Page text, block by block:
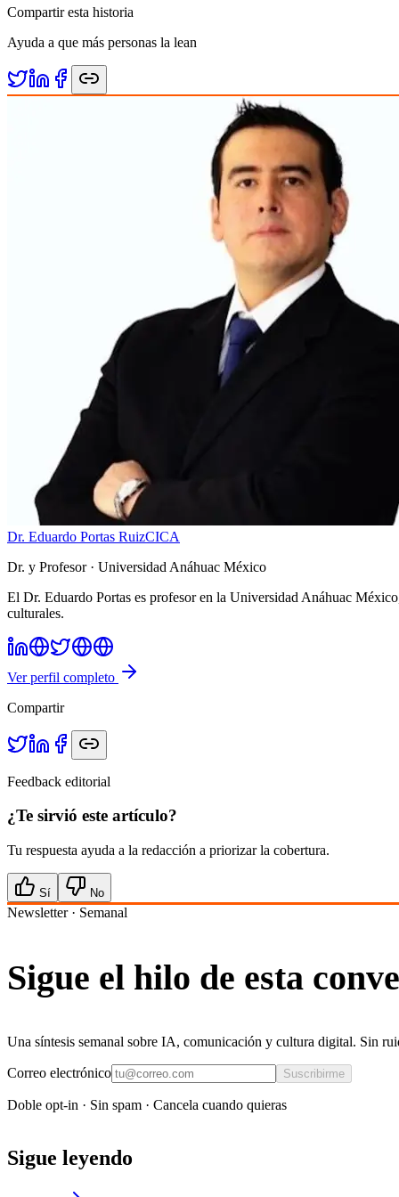
Compartir esta historia
Ayuda a que más personas la lean
Dr. Eduardo Portas RuizCICA
Dr. y Profesor· Universidad Anáhuac México
El Dr. Eduardo Portas es profesor en la Universidad Anáhuac
culturales.
Ver perfil completo
Compartir
Feedback editorial
¿Te sirvió este artículo?
Tu respuesta ayuda a la redacción a priorizar la cobertura.
Sí No
Newsletter · Semanal
Sigue el hilo de esta
Una síntesis semanal sobre IA, comunicación y cultura digital. Sin
Correo electrónico Suscribirme
Doble opt-in · Sin spam · Cancela cuando quieras
Sigue leyendo